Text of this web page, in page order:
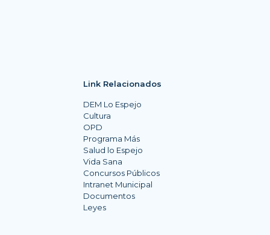
Link Relacionados
DEM Lo Espejo
Cultura
OPD
Programa Más
Salud lo Espejo
Vida Sana
Concursos Públicos
Intranet Municipal
Documentos
Leyes